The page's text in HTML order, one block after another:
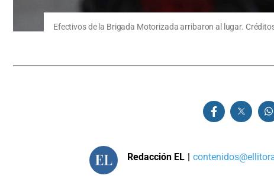
Efectivos de la Brigada Motorizada arribaron al lugar.
Redacción EL |